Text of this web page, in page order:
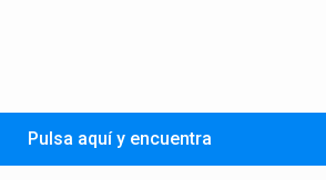
Pulsa aquí y encuentra